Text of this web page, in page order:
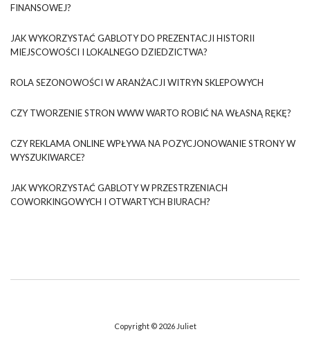
FINANSOWEJ?
JAK WYKORZYSTAĆ GABLOTY DO PREZENTACJI HISTORII
MIEJSCOWOŚCI I LOKALNEGO DZIEDZICTWA?
ROLA SEZONOWOŚCI W ARANŻACJI WITRYN SKLEPOWYCH
CZY TWORZENIE STRON WWW WARTO ROBIĆ NA WŁASNĄ RĘKĘ?
CZY REKLAMA ONLINE WPŁYWA NA POZYCJONOWANIE STRONY W
WYSZUKIWARCE?
JAK WYKORZYSTAĆ GABLOTY W PRZESTRZENIACH
COWORKINGOWYCH I OTWARTYCH BIURACH?
Copyright © 2026 Juliet